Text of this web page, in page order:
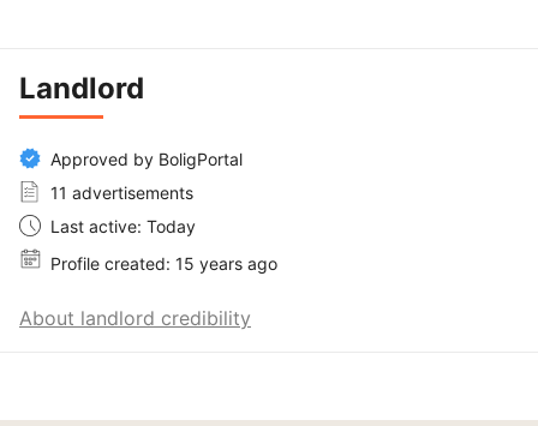
Landlord
Approved by BoligPortal
11 advertisements
Last active: Today
Profile created: 15 years ago
About landlord credibility